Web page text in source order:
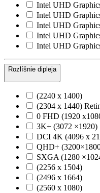
Intel UHD
Intel UHD
Intel UHD
Intel UHD
Intel UHD
Rozlíšnie dipleja
(2240 x 1400)
(2304 x 1440)
0 FHD (1920
3K+ (3072 ×1920)
DCI 4K (4096 x
QHD+
SXGA (1280
(2256 x 1504)
(2496 x 1664)
(2560 x 1080)